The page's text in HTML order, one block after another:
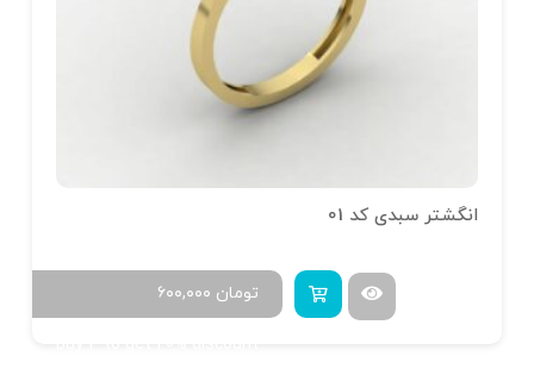
انگشتر سبدی کد 01
۶۰۰,۰۰۰ تومان